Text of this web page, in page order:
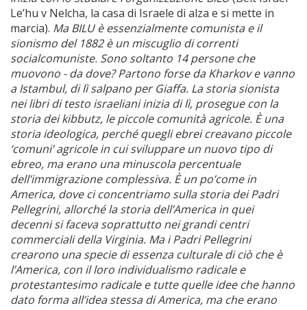
Le’hu v Nelcha, la casa di Israele di alza e si mette in
marcia). Ma BILU è essenzialmente comunista e il
sionismo del 1882 è un miscuglio di correnti
socialcomuniste. Sono soltanto 14 persone che
muovono - da dove? Partono forse da Kharkov e vanno
a Istambul, di lì salpano per Giaffa. La storia sionista
nei libri di testo israeliani inizia di lì, prosegue con la
storia dei kibbutz, le piccole comunità agricole. È una
storia ideologica, perché quegli ebrei creavano piccole
‘comuni’ agricole in cui sviluppare un nuovo tipo di
ebreo, ma erano una minuscola percentuale
dell’immigrazione complessiva. È un po’come in
America, dove ci concentriamo sulla storia dei Padri
Pellegrini, allorché la storia dell’America in quei
decenni si faceva soprattutto nei grandi centri
commerciali della Virginia. Ma i Padri Pellegrini
crearono una specie di essenza culturale di ciò che è
l’America, con il loro individualismo radicale e
protestantesimo radicale e tutte quelle idee che hanno
dato forma all’idea stessa di America, ma che erano